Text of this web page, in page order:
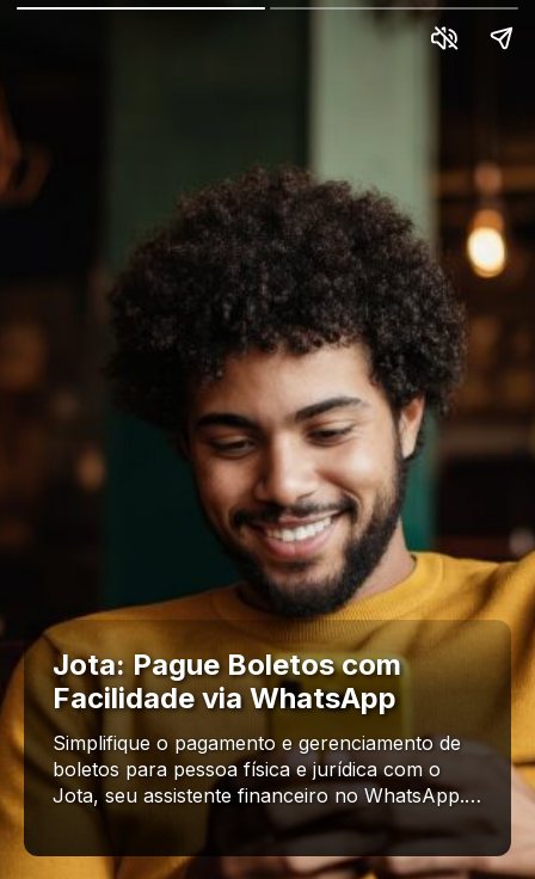
Jota: Pague Boletos com
Facilidade via WhatsApp
Simplifique o pagamento e gerenciamento de
boletos para pessoa física e jurídica com o
Jota, seu assistente financeiro no WhatsApp.…